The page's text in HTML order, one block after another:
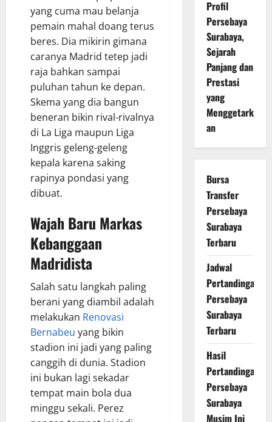
yang cuma mau belanja
pemain mahal doang terus
beres. Dia mikirin gimana
caranya Madrid tetep jadi
raja bahkan sampai
puluhan tahun ke depan.
Skema yang dia bangun
beneran bikin rival-rivalnya
di La Liga maupun Liga
Inggris geleng-geleng
kepala karena saking
rapinya pondasi yang
dibuat.
Wajah Baru Markas
Kebanggaan
Madridista
Salah satu langkah paling
berani yang diambil adalah
melakukan Renovasi
Bernabeu yang bikin
stadion ini jadi yang paling
canggih di dunia. Stadion
ini bukan lagi sekadar
tempat main bola dua
minggu sekali. Perez
Profil
Persebaya
Surabaya,
Sejarah
Panjang dan
Prestasi
yang
Menggetark
an
Bursa
Transfer
Persebaya
Surabaya
Terbaru
Jadwal
Pertandingan
Persebaya
Surabaya
Terbaru
Hasil
Pertandingan
Persebaya
Surabaya
Musim Ini